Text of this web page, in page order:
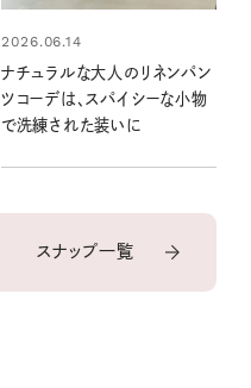
2026.06.14
ナチュラルな大人のリネンパン
ツコーデは、スパイシーな小物
で洗練された装いに
スナップ一覧